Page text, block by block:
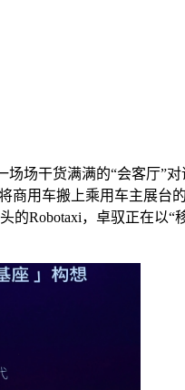
场干货满满的“会客厅”
用车搬上乘用车主展台
Robotaxi，卓驭正在以“